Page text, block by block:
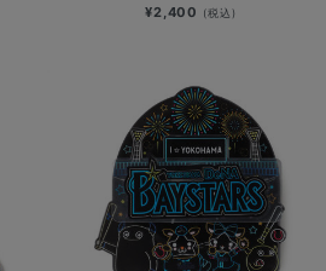
¥2,400 (税込)